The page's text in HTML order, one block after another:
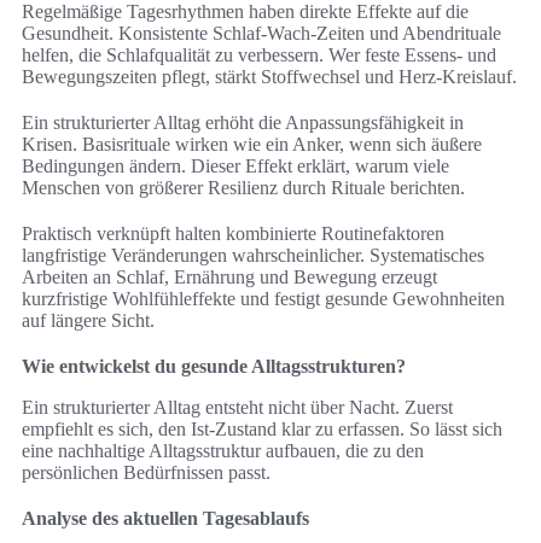
Regelmäßige Tagesrhythmen haben direkte Effekte auf die
Gesundheit. Konsistente Schlaf-Wach-Zeiten und Abendrituale
helfen, die Schlafqualität zu verbessern. Wer feste Essens- und
Bewegungszeiten pflegt, stärkt Stoffwechsel und Herz-Kreislauf.
Ein strukturierter Alltag erhöht die Anpassungsfähigkeit in
Krisen. Basisrituale wirken wie ein Anker, wenn sich äußere
Bedingungen ändern. Dieser Effekt erklärt, warum viele
Menschen von größerer Resilienz durch Rituale berichten.
Praktisch verknüpft halten kombinierte Routinefaktoren
langfristige Veränderungen wahrscheinlicher. Systematisches
Arbeiten an Schlaf, Ernährung und Bewegung erzeugt
kurzfristige Wohlfühleffekte und festigt gesunde Gewohnheiten
auf längere Sicht.
Wie entwickelst du gesunde Alltagsstrukturen?
Ein strukturierter Alltag entsteht nicht über Nacht. Zuerst
empfiehlt es sich, den Ist-Zustand klar zu erfassen. So lässt sich
eine nachhaltige Alltagsstruktur aufbauen, die zu den
persönlichen Bedürfnissen passt.
Analyse des aktuellen Tagesablaufs